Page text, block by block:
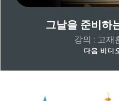
그날을 준비하
강의 : 고재
다음 비디